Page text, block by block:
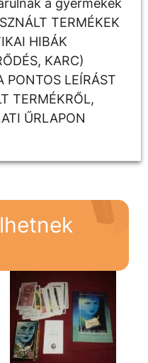
a gyermekek
TERMÉKEK
HIBÁK
KARC)
PONTOS LEÍRÁST
TERMÉKRŐL,
ŰRLAPON